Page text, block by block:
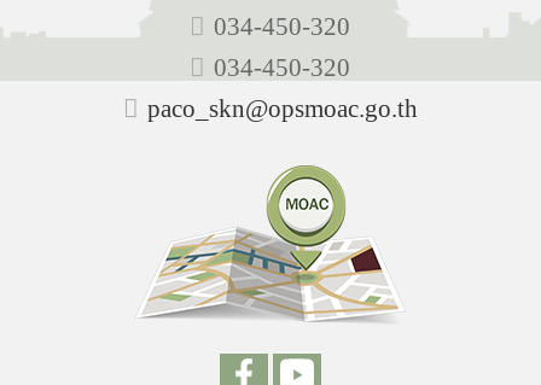
034-450-320
034-450-320
paco_skn@opsmoac.go.th